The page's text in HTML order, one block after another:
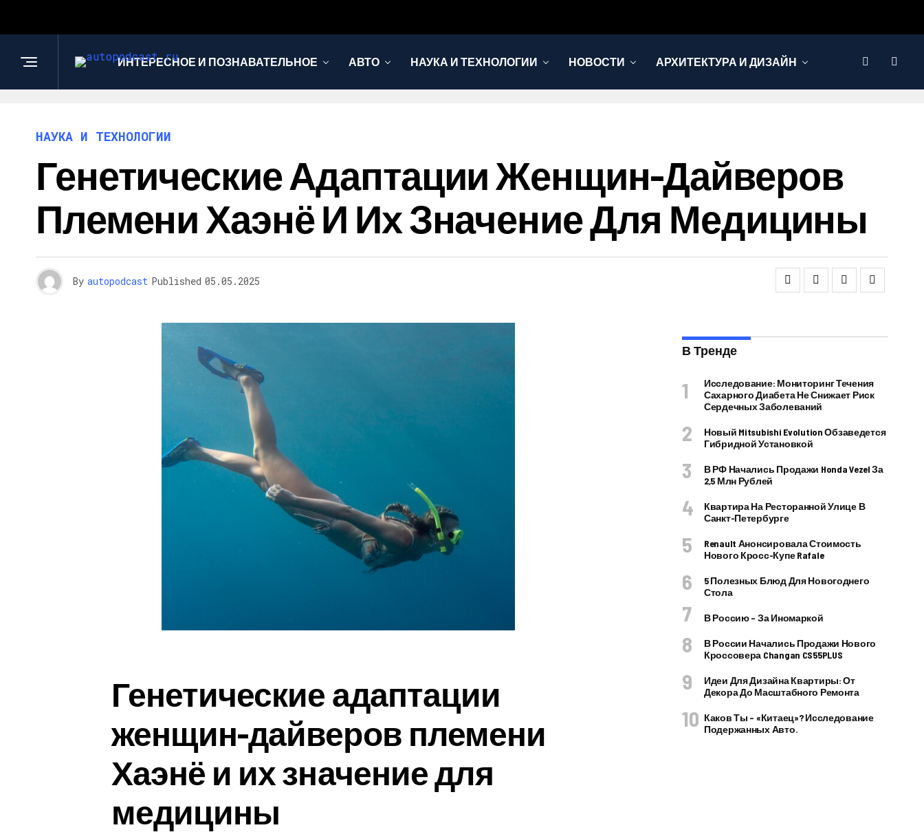
ИНТЕРЕСНОЕ И ПОЗНАВАТЕЛЬНОЕ АВТО НАУКА И ТЕХНОЛОГИИ НОВОСТИ АРХИТЕКТУРА И ДИЗАЙН
НАУКА И ТЕХНОЛОГИИ
Генетические Адаптации Женщин-Дайверов
Племени Хаэнё И Их Значение Для Медицины
By autopodcast Published 05.05.2025
Генетические адаптации
женщин-дайверов племени
Хаэнё и их значение для
медицины
В Тренде
Исследование: Мониторинг Течения
Сахарного Диабета Не Снижает Риск
Сердечных Заболеваний
Новый Mitsubishi Evolution Обзаведется
Гибридной Установкой
В РФ Начались Продажи Honda Vezel За
2,5 Млн Рублей
Квартира На Ресторанной Улице В
Санкт-Петербурге
Renault Анонсировала Стоимость
Нового Кросс-Купе Rafale
5 Полезных Блюд Для Новогоднего
Стола
В Россию – За Иномаркой
В России Начались Продажи Нового
Кроссовера Changan CS55PLUS
Идеи Для Дизайна Квартиры: От
Декора До Масштабного Ремонта
Каков Ты – «китаец»? Исследование
Подержанных Авто.